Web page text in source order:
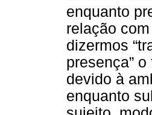
enquanto
relação
dizermos
presença”
devido à
enquanto